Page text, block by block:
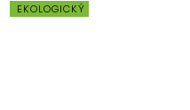
EKOLOGICKÝ